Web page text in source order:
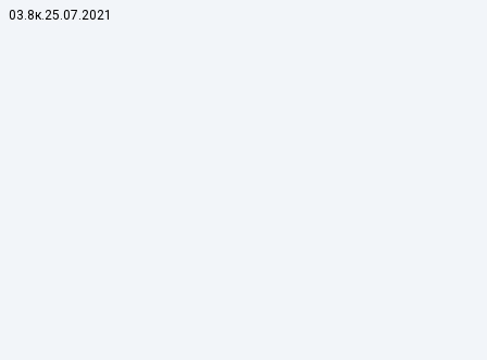
03.8к. 25.07.2021